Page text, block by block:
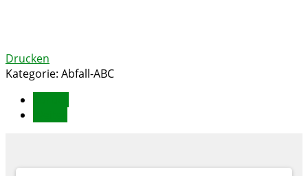
Drucken
Kategorie: Abfall-ABC